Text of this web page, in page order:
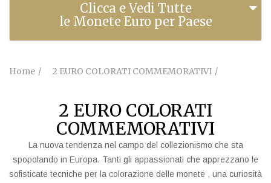
Clicca e Vedi Tutte
le Monete Euro per Paese
Home 2 EURO COLORATI COMMEMORATIVI
2 EURO COLORATI
COMMEMORATIVI
La nuova tendenza nel campo del collezionismo che sta
spopolando in Europa. Tanti gli appassionati che apprezzano le
sofisticate tecniche per la colorazione delle monete , una curiosità